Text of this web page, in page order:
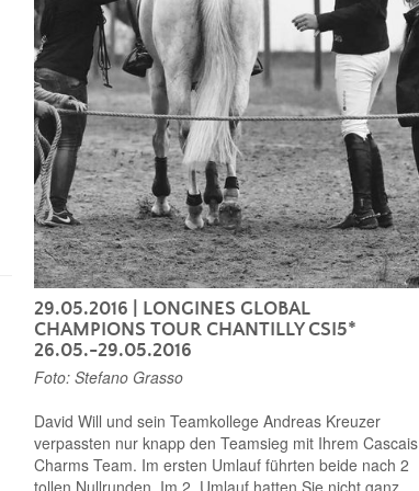
29.05.2016 | LONGINES GLOBAL
CHAMPIONS TOUR CHANTILLY CSI5*
26.05.-29.05.2016
Foto: Stefano Grasso
David Will und sein Teamkollege Andreas Kreuzer
verpassten nur knapp den Teamsieg mit Ihrem Cascais
Charms Team. Im ersten Umlauf führten beide nach 2